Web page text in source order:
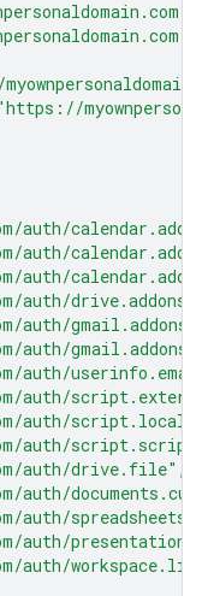
auth/
auth/
auth/
auth/
auth/
auth/
auth/
auth/
auth/
auth/
auth/drive.file" ,
auth/
auth/
auth/
auth/